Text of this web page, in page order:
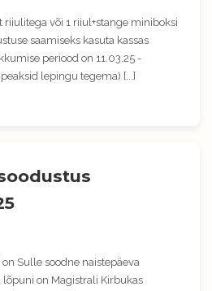
või 1 riiul+stange miniboksi
saamiseks kasuta kassas
periood on 11.03.25 -
lepingu tegema) [...]
Sulle soodne naistepäeva
on Magistrali Kirbukas